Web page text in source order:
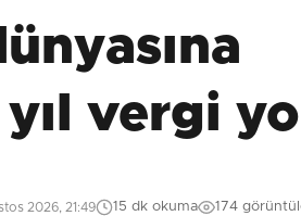
vergi
2026, 21:49 15 dk okuma 174